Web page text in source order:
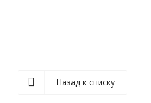
Назад к списку